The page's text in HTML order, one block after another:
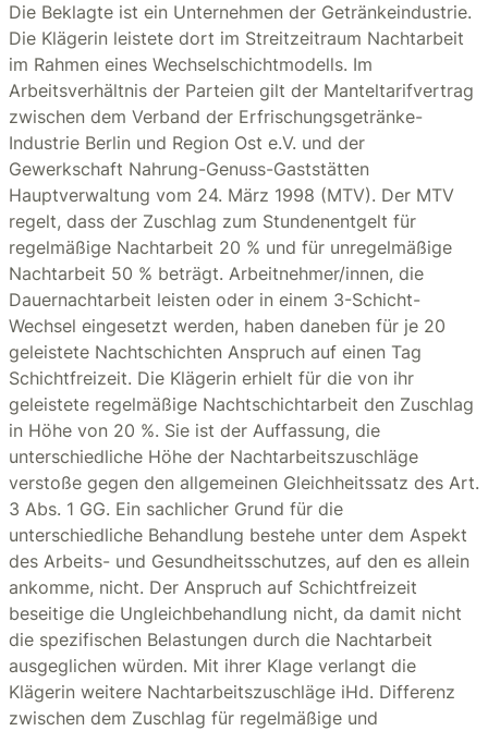
Die Beklagte ist ein Unternehmen der Getränkeindustrie.
Die Klägerin leistete dort im Streitzeitraum Nachtarbeit
im Rahmen eines Wechselschichtmodells. Im
Arbeitsverhältnis der Parteien gilt der Manteltarifvertrag
zwischen dem Verband der Erfrischungsgetränke-
Industrie Berlin und Region Ost e.V. und der
Gewerkschaft Nahrung-Genuss-Gaststätten
Hauptverwaltung vom 24. März 1998 (MTV). Der MTV
regelt, dass der Zuschlag zum Stundenentgelt für
regelmäßige Nachtarbeit 20 % und für unregelmäßige
Nachtarbeit 50 % beträgt. Arbeitnehmer/innen, die
Dauernachtarbeit leisten oder in einem 3-Schicht-
Wechsel eingesetzt werden, haben daneben für je 20
geleistete Nachtschichten Anspruch auf einen Tag
Schichtfreizeit. Die Klägerin erhielt für die von ihr
geleistete regelmäßige Nachtschichtarbeit den Zuschlag
in Höhe von 20 %. Sie ist der Auffassung, die
unterschiedliche Höhe der Nachtarbeitszuschläge
verstoße gegen den allgemeinen Gleichheitssatz des Art.
3 Abs. 1 GG. Ein sachlicher Grund für die
unterschiedliche Behandlung bestehe unter dem Aspekt
des Arbeits- und Gesundheitsschutzes, auf den es allein
ankomme, nicht. Der Anspruch auf Schichtfreizeit
beseitige die Ungleichbehandlung nicht, da damit nicht
die spezifischen Belastungen durch die Nachtarbeit
ausgeglichen würden. Mit ihrer Klage verlangt die
Klägerin weitere Nachtarbeitszuschläge iHd. Differenz
zwischen dem Zuschlag für regelmäßige und